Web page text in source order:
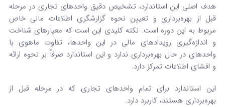
هدف اصلی این استاندارد، تشخیص دقیق واحدهای تجاری در مرحله
قبل از بهره‌برداری و تعیین نحوه گزارشگری اطلاعات مالی خاص
مربوط به این دوره است. نکته کلیدی این است که معیارهای شناخت
و اندازه‌گیری رویدادهای مالی در این واحدها، تفاوت ماهوی با
واحدهای در حال بهره‌برداری ندارد و این استاندارد صرفاً بر نحوه ارائه
و افشای اطلاعات تمرکز دارد.
این استاندارد برای تمام واحدهای تجاری که در مرحله قبل از
بهره‌برداری هستند، کاربرد دارد.